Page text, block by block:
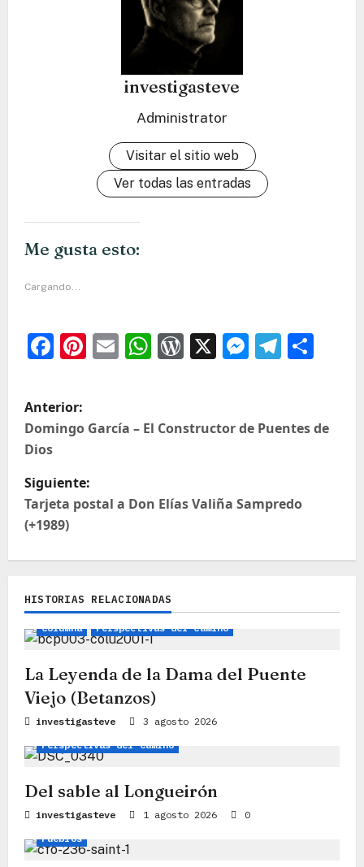
investigasteve
Administrator
Visitar el sitio web
Ver todas las entradas
Me gusta esto:
Cargando...
Facebook
Pinterest
EmailWhatsApp
WordPress
X
N
a
v
e
g
a
c
i
ó
d
e
e
n
t
r
a
Anterior:
Domingo García – El Constructor de Puentes de
Dios
Siguiente:
Tarjeta postal a Don Elías Valiña Sampredo
(+1989)
HISTORIAS RELACIONADAS
Leyendas, Mitos e Historias
Columna Perspectivas del Camino
La Leyenda de la Dama del Puente
Viejo (Betanzos)
investigasteve 3 agosto 2026
Columna Consejos de viaje
Perspectivas del Camino
Del sable al Longueirón
investigasteve 1 agosto 2026 0
Camino Francés Camino Consejos de viaje
Pueblos